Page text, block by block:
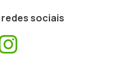
sociais